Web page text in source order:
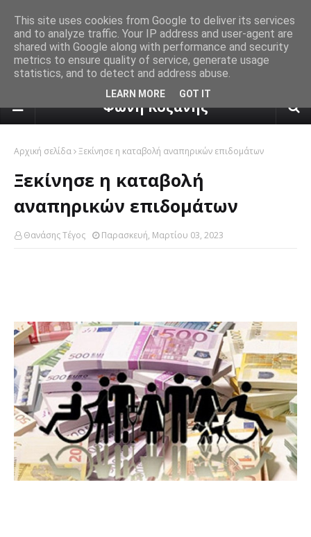
πρόγνωση καιρού από το
Φωνή Κοζάνης
Αρχική σελίδα Ξεκίνησε η καταβολή αναπηρικών επιδομάτων
Ξεκίνησε η καταβολή
αναπηρικών επιδομάτων
Θανάσης Τέγος Παρασκευή, Μαρτίου 03, 2023
This site uses cookies from Google to deliver its services
and to analyze traffic. Your IP address and user-agent are
shared with Google along with performance and security
metrics to ensure quality of service, generate usage
statistics, and to detect and address abuse.
LEARN MORE GOT IT